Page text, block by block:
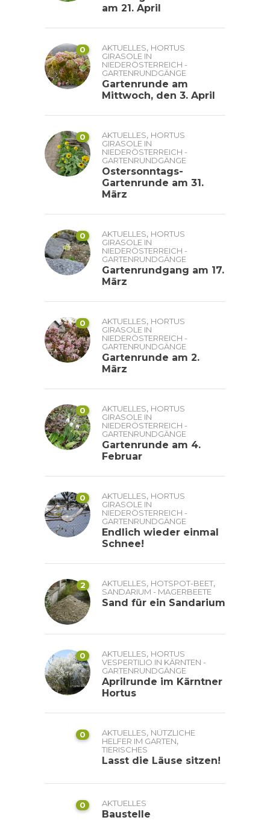
am 21. April
0 AKTUELLES, HORTUS
GIRASOLE IN
NIEDERÖSTERREICH -
GARTENRUNDGÄNGE
Gartenrunde am
Mittwoch, den 3. April
0 AKTUELLES, HORTUS
GIRASOLE IN
NIEDERÖSTERREICH -
GARTENRUNDGÄNGE
Ostersonntags-
Gartenrunde am 31.
März
0 AKTUELLES, HORTUS
GIRASOLE IN
NIEDERÖSTERREICH -
GARTENRUNDGÄNGE
Gartenrundgang am 17.
März
0 AKTUELLES, HORTUS
GIRASOLE IN
NIEDERÖSTERREICH -
GARTENRUNDGÄNGE
Gartenrunde am 2.
März
0 AKTUELLES, HORTUS
GIRASOLE IN
NIEDERÖSTERREICH -
GARTENRUNDGÄNGE
Gartenrunde am 4.
Februar
0 AKTUELLES, HORTUS
GIRASOLE IN
NIEDERÖSTERREICH -
GARTENRUNDGÄNGE
Endlich wieder einmal
Schnee!
2 AKTUELLES, HOTSPOT-BEET,
SANDARIUM - MAGERBEETE
Sand für ein Sandarium
0 AKTUELLES, HORTUS
VESPERTILIO IN KÄRNTEN -
GARTENRUNDGÄNGE
Aprilrunde im Kärntner
Hortus
0 AKTUELLES, NÜTZLICHE
HELFER IM GARTEN,
TIERISCHES
Lasst die Läuse sitzen!
0 AKTUELLES
Baustelle